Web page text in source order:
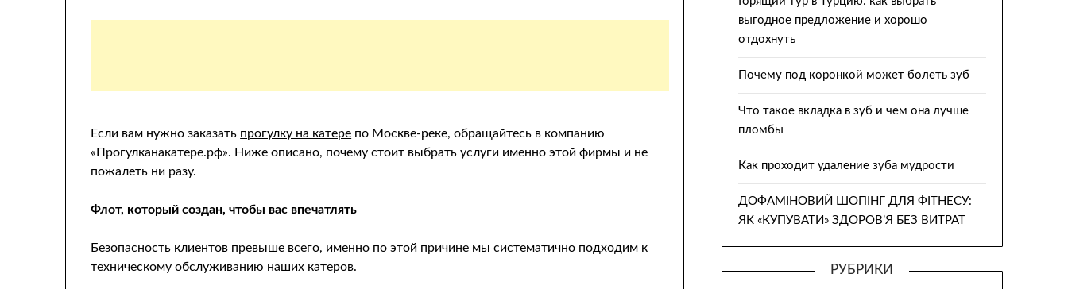
Если вам нужно заказать прогулку на катере по Москве-реке, обращайтесь в компанию
«Прогулканакатере.рф». Ниже описано, почему стоит выбрать услуги именно этой фирмы и не
пожалеть ни разу.
Флот, который создан, чтобы вас впечатлять
Безопасность клиентов превыше всего, именно по этой причине мы систематично подходим к
техническому обслуживанию наших катеров.
выгодное предложение и хорошо
отдохнуть
Почему под коронкой может болеть зуб
Что такое вкладка в зуб и чем она лучше
пломбы
Как проходит удаление зуба мудрости
ДОФАМІНОВИЙ ШОПІНГ ДЛЯ ФІТНЕСУ:
ЯК «КУПУВАТИ» ЗДОРОВ’Я БЕЗ ВИТРАТ
РУБРИКИ